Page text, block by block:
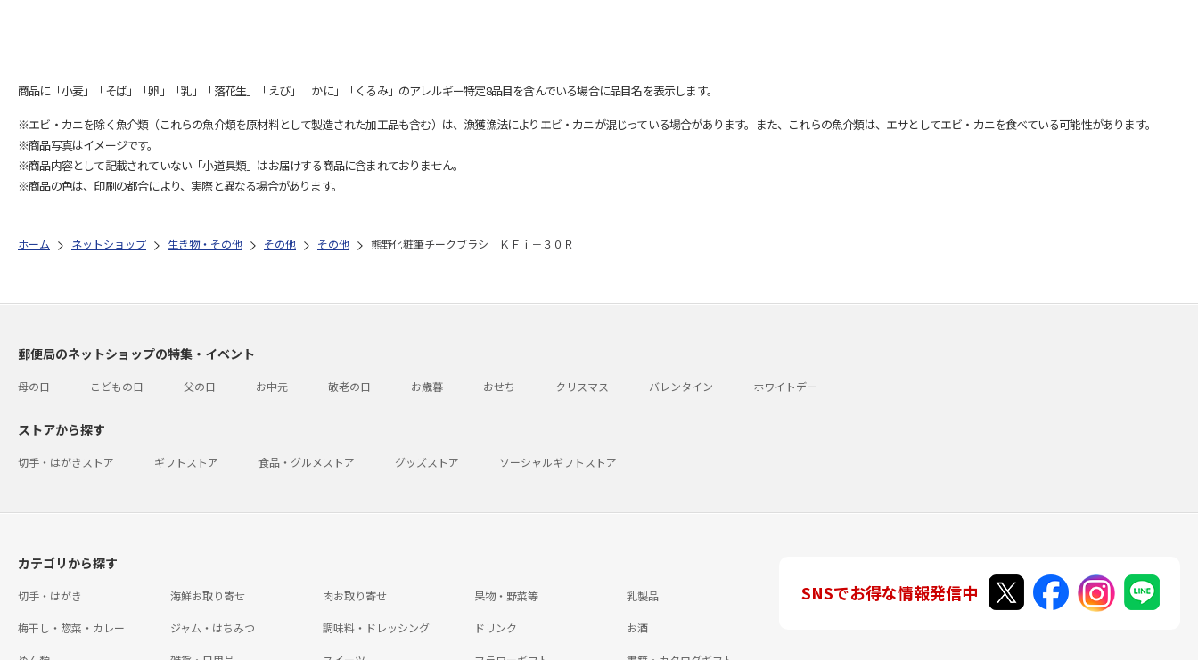
商品に「小麦」「そば」「卵」「乳」「落花生」「えび」「かに」「くるみ」のアレルギー特定8品目を含んでいる場合に品目名を表示します。
※エビ・カニを除く魚介類（これらの魚介類を原材料として製造された加工品も含む）は、漁獲漁法によりエビ・カニが混じっている場合があります。また、これらの魚介類は、エサとしてエビ・カニを食べている可能性があります。
※商品写真はイメージです。
※商品内容として記載されていない「小道具類」はお届けする商品に含まれておりません。
※商品の色は、印刷の都合により、実際と異なる場合があります。
ホーム ネットショップ 生き物・その他 その他 その他 熊野化粧筆チークブラシ ＫＦｉ－３０Ｒ
郵便局のネットショップの特集・イベント
母の日 こどもの日 父の日 お中元 敬老の日 お歳暮 おせち クリスマス バレンタイン ホワイトデー
ストアから探す
切手・はがきストア ギフトストア 食品・グルメストア グッズストア ソーシャルギフトストア
カテゴリから探す
切手・はがき 海鮮お取り寄せ 肉お取り寄せ 果物・野菜等 乳製品
梅干し・惣菜・カレー ジャム・はちみつ 調味料・ドレッシング ドリンク お酒
SNSでお得な情報発信中